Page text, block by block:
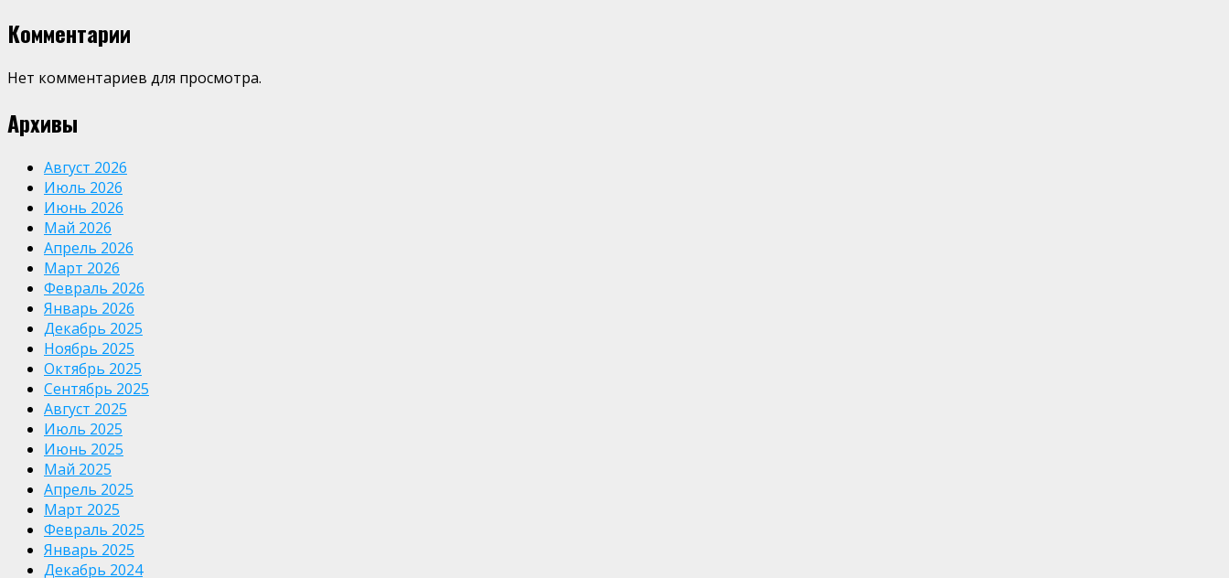
Комментарии
Нет комментариев для просмотра.
Архивы
Август 2026
Июль 2026
Июнь 2026
Май 2026
Апрель 2026
Март 2026
Февраль 2026
Январь 2026
Декабрь 2025
Ноябрь 2025
Октябрь 2025
Сентябрь 2025
Август 2025
Июль 2025
Июнь 2025
Май 2025
Апрель 2025
Март 2025
Февраль 2025
Январь 2025
Декабрь 2024